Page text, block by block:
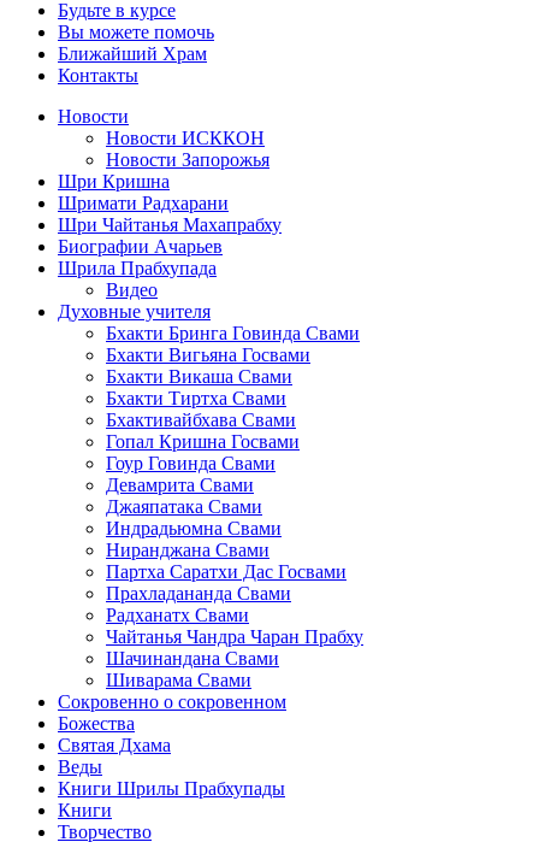
Будьте в курсе
Вы можете помочь
Ближайший Храм
Контакты
Новости
Новости ИСККОН
Новости Запорожья
Шри Кришна
Шримати Радхарани
Шри Чайтанья Махапрабху
Биографии Ачарьев
Шрила Прабхупада
Видео
Духовные учителя
Бхакти Бринга Говинда Свами
Бхакти Вигьяна Госвами
Бхакти Викаша Свами
Бхакти Тиртха Свами
Бхактивайбхава Свами
Гопал Кришна Госвами
Гоур Говинда Свами
Девамрита Свами
Джаяпатака Свами
Индрадьюмна Свами
Ниранджана Свами
Партха Саратхи Дас Госвами
Прахладананда Свами
Радханатх Свами
Чайтанья Чандра Чаран Прабху
Шачинандана Свами
Шиварама Свами
Сокровенно о сокровенном
Божества
Святая Дхама
Веды
Книги Шрилы Прабхупады
Книги
Творчество